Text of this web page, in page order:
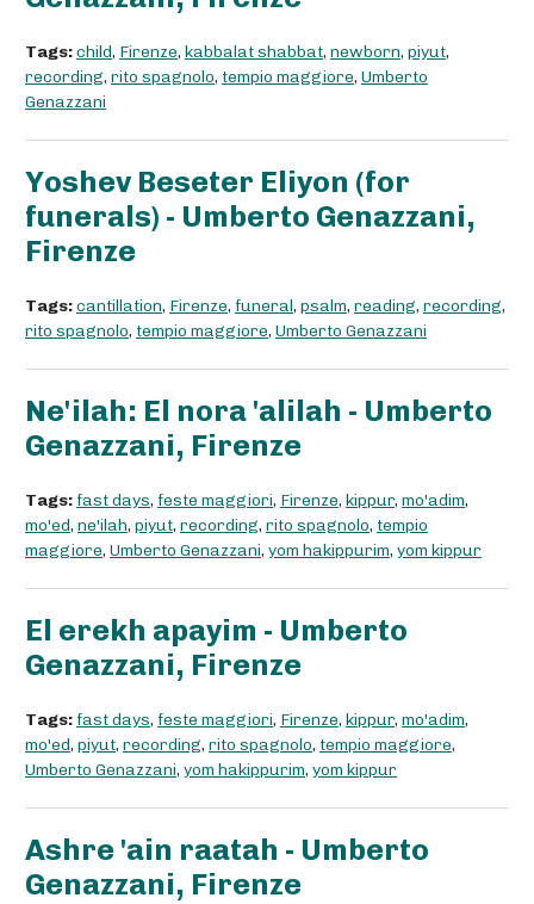
Tags:child, Firenze, kabbalat shabbat, newborn, piyut,
recording, rito spagnolo, tempio maggiore, Umberto
Genazzani
Yoshev Beseter Eliyon (for
funerals) - Umberto Genazzani,
Firenze
Tags:cantillation, Firenze, funeral, psalm, reading, recording,
rito spagnolo, tempio maggiore, Umberto Genazzani
Ne'ilah: El nora 'alilah - Umberto
Genazzani, Firenze
Tags: fast days, feste maggiori, Firenze, kippur, mo'adim,
mo'ed, ne'ilah, piyut, recording, rito spagnolo, tempio
maggiore, Umberto Genazzani, yom hakippurim, yom kippur
El erekh apayim - Umberto
Genazzani, Firenze
Tags: fast days, feste maggiori, Firenze, kippur, mo'adim,
mo'ed, piyut, recording, rito spagnolo, tempio maggiore,
Umberto Genazzani, yom hakippurim, yom kippur
Ashre 'ain raatah - Umberto
Genazzani, Firenze